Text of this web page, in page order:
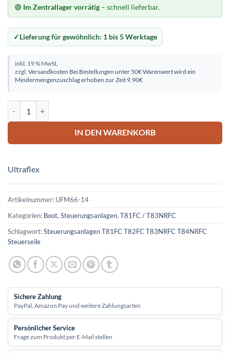
🟢 Im Zentrallager vorrätig – schnell lieferbar.
Lieferung für gewöhnlich: 1 bis 5 Werktage
inkl. 19 % MwSt.
zzgl. Versandkosten Bei Bestellungen unter 50€ Warenwert wird ein
Mindermengenzuschlag erhoben zur Zeit 9,90€
IN DEN WARENKORB
Ultraflex
Artikelnummer: UFM66-14
Kategorien: Boot, Steuerungsanlagen, T81FC / T83NRFC
Schlagwort:Steuerungsanlagen T81FC T82FC T83NRFC T84NRFC
Steuerseile
Sichere Zahlung
PayPal, Amazon Pay und weitere Zahlungsarten
Persönlicher Service
Frage zum Produkt per E-Mail stellen